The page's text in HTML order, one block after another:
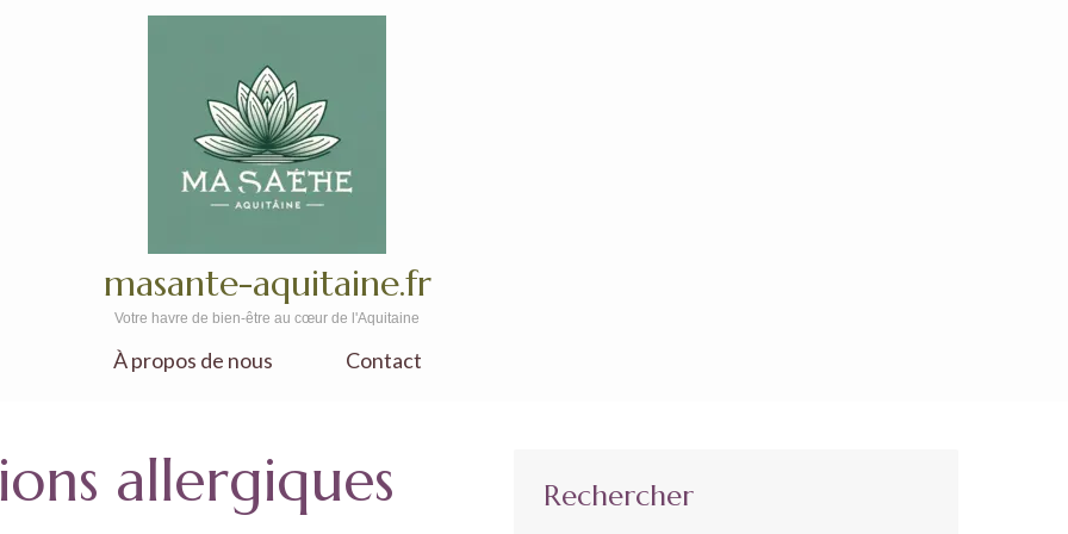
masante-aquitaine.fr
Votre havre de bien-être au cœur de l'Aquitaine
À propos de nous Contact
allergiques Rechercher